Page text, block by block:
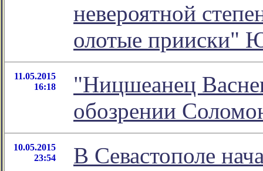
невероятной
олотые прииски"
11.05.2015
16:18
"Ницшеанец
обозрении
10.05.2015
23:54
В Севастополе